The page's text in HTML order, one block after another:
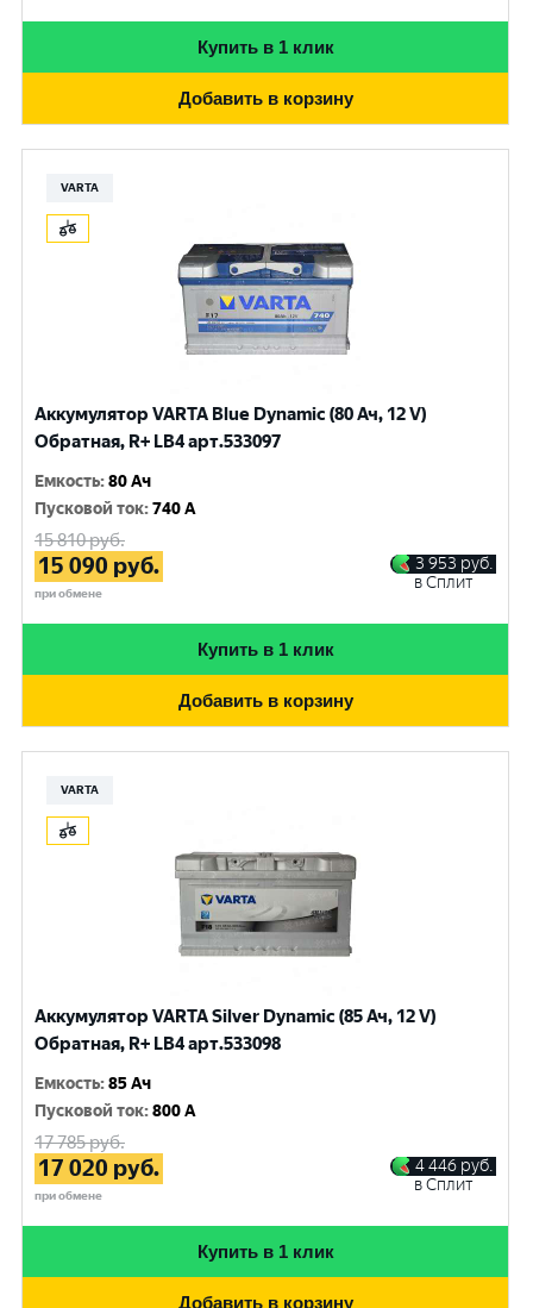
Купить в 1 клик
Добавить в корзину
VARTA
Аккумулятор VARTA Blue Dynamic (80 Ач, 12 V)
Обратная, R+ LB4 арт.533097
Емкость:80 Ач
Пусковой ток:740 A
15 810руб.
15 090 руб.
при обмене
3 953 руб.
в Сплит
Купить в 1 клик
Добавить в корзину
VARTA
Аккумулятор VARTA Silver Dynamic (85 Ач, 12 V)
Обратная, R+ LB4 арт.533098
Емкость:85 Ач
Пусковой ток:800 A
17 785руб.
17 020 руб.
при обмене
4 446 руб.
в Сплит
Купить в 1 клик
Добавить в корзину